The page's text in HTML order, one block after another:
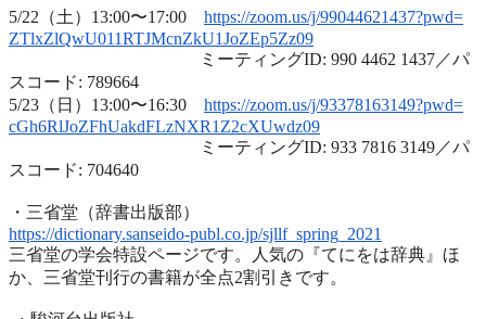
5/22（土）13:00〜17:00 https://zoom.us/j/99044621437?pwd=
ZTlxZlQwU011RTJMcnZkU1JoZEp5Zz09
ミーティングID: 990 4462 1437／パ
スコード: 789664
5/23（日）13:00〜16:30 https://zoom.us/j/93378163149?pwd=
cGh6RlJoZFhUakdFLzNXR1Z2cXUwdz09
ミーティングID: 933 7816 3149／パ
スコード: 704640
・三省堂（辞書出版部）
https://dictionary.sanseido-publ.co.jp/sjllf_spring_2021
三省堂の学会特設ページです。人気の『てにをは辞典』ほ
か、 三省堂刊行の書籍が全点2割引きです。